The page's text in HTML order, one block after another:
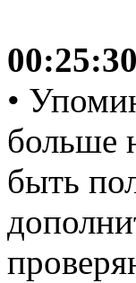
•
больше
быть